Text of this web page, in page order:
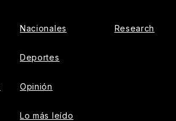
Nacionales
Deportes
Opinión
Lo más leído
Research